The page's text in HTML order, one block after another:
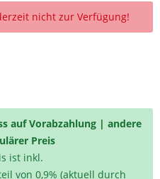
nicht zur Verfügung!
auf Vorabzahlung | andere
Preis
ist inkl.
von 0,9% (aktuell durch